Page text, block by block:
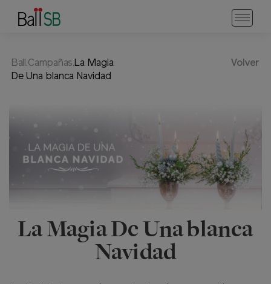
Ball.Campañas. La Magia
De Una blanca Navidad
Volver
La Magia De Una blanca
Navidad